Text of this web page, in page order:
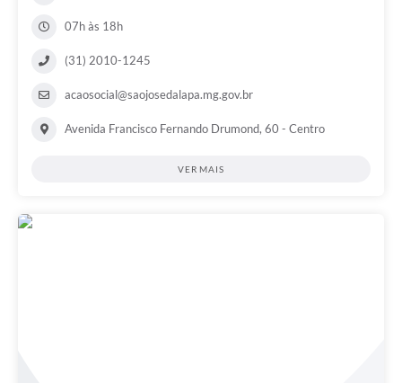
07h às 18h
(31) 2010-1245
acaosocial@saojosedalapa.mg.gov.br
Avenida Francisco Fernando Drumond, 60 - Centro
VER MAIS